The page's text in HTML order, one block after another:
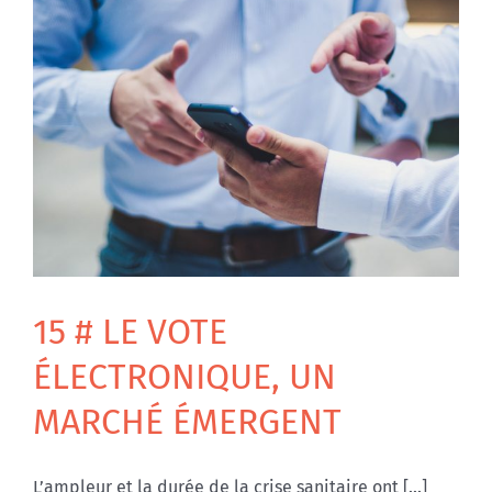
15 # LE VOTE
ÉLECTRONIQUE, UN
MARCHÉ ÉMERGENT
L’ampleur et la durée de la crise sanitaire ont [...]